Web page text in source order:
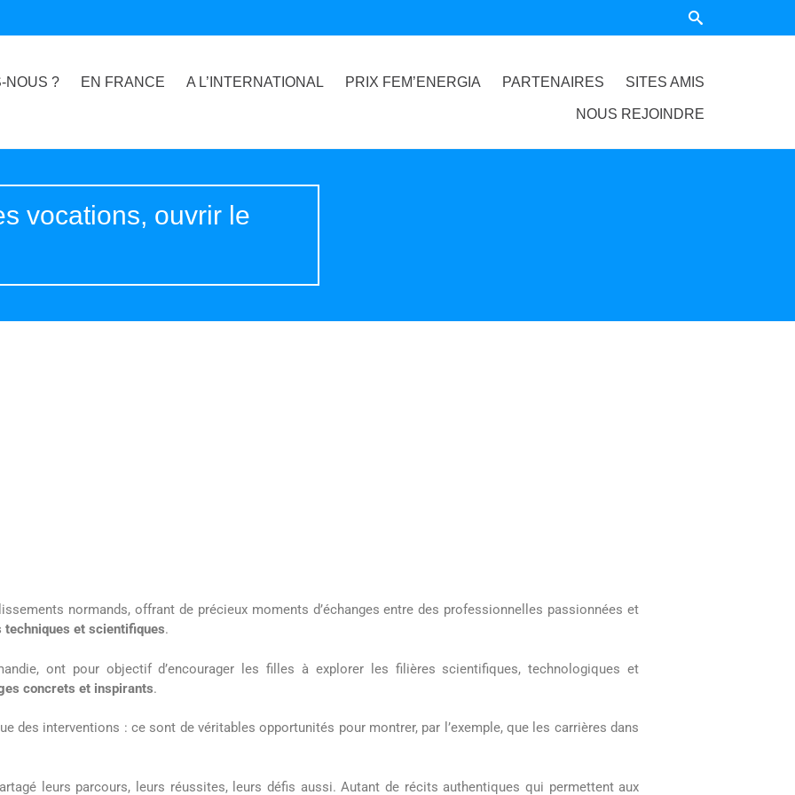
NOUS ? EN FRANCE A L’INTERNATIONAL PRIX FEM’ENERGIA PARTENAIRES SITES AMIS
NOUS REJOINDRE
vocations, ouvrir le
normands, offrant de précieux moments d’échanges entre des professionnelles passionnées et
et scientifiques.
ont pour objectif d’encourager les filles à explorer les filières scientifiques, technologiques et
concrets et inspirants.
des interventions : ce sont de véritables opportunités pour montrer, par l’exemple, que les carrières dans
leurs parcours, leurs réussites, leurs défis aussi. Autant de récits authentiques qui permettent aux